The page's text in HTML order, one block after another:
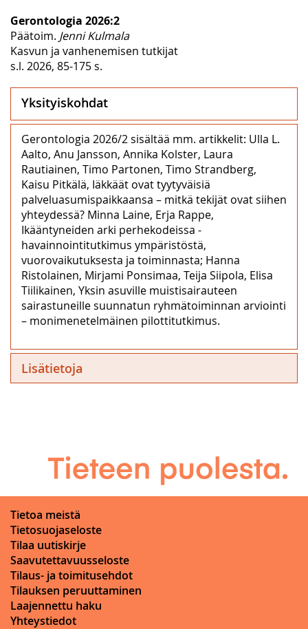
Gerontologia 2026:2
Päätoim. Jenni Kulmala
Kasvun ja vanhenemisen tutkijat
s.l. 2026, 85-175 s.
Yksityiskohdat
Gerontologia 2026/2 sisältää mm. artikkelit: Ulla L.
Aalto, Anu Jansson, Annika Kolster, Laura
Rautiainen, Timo Partonen, Timo Strandberg,
Kaisu Pitkälä, Iäkkäät ovat tyytyväisiä
palveluasumispaikkaansa – mitkä tekijät ovat siihen
yhteydessä? Minna Laine, Erja Rappe,
Ikääntyneiden arki perhekodeissa -
havainnointitutkimus ympäristöstä,
vuorovaikutuksesta ja toiminnasta; Hanna
Ristolainen, Mirjami Ponsimaa, Teija Siipola, Elisa
Tiilikainen, Yksin asuville muistisairauteen
sairastuneille suunnatun ryhmätoiminnan arviointi
– monimenetelmäinen pilottitutkimus.
Lisätietoja
Tietoa meistä
Tietosuojaseloste
Tilaa uutiskirje
Saavutettavuusseloste
Tilaus- ja toimitusehdot
Tilauksen peruuttaminen
Laajennettu haku
Yhteystiedot